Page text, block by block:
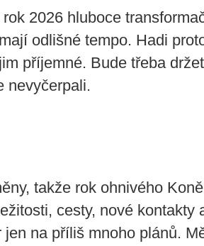
2026 hluboce
odlišné tempo. Hadi
příjemné. Bude třeba
nevyčerpali.
takže rok ohnivého
cesty, nové kontakty
jen na příliš mnoho plánů.